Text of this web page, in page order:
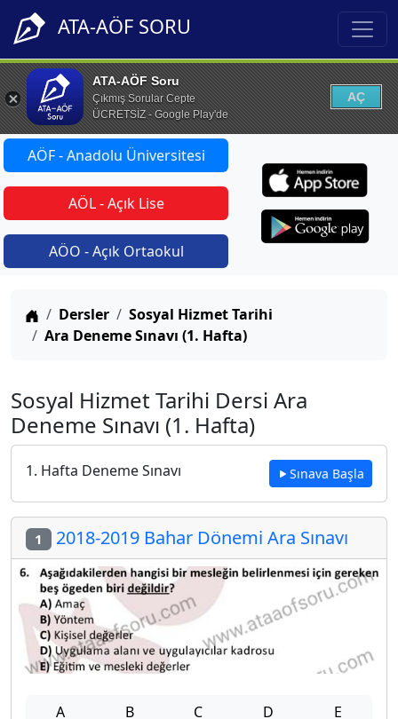
ATA-AÖF SORU
ATA-AÖF Soru
Çıkmış Sorular Cepte
ÜCRETSİZ - Google Play'de
AÇ
AÖF - Anadolu Üniversitesi
AÖL - Açık Lise
AÖO - Açık Ortaokul
Anasayfa
Dersler
Sosyal Hizmet Tarihi
Ara Deneme Sınavı (1. Hafta)
Sosyal Hizmet Tarihi Dersi Ara
Deneme Sınavı (1. Hafta)
1. Hafta Deneme Sınavı Sınava Başla
1 2018-2019 Bahar Dönemi Ara Sınavı
A B C D E